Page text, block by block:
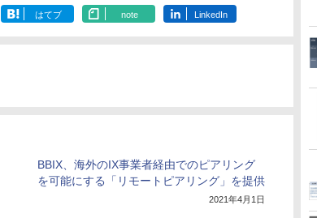
はてブ note LinkedIn
BBIX、海外のIX事業者経由でのピアリング
を可能にする「リモートピアリング」を提供
2021年4月1日